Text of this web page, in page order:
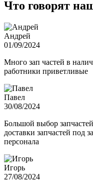
Что говорят
Андрей
01/09/2024
Много зап частей в
работники приветливые
Павел
30/08/2024
Большой выбор
доставки запчастей под
персонала
Игорь
27/08/2024